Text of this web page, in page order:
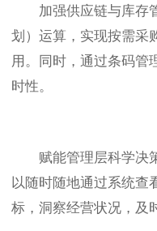
加强供应链与库存
划）运算，实现按需采
用。同时，通过条码管
时性。
赋能管理层科学决策
以随时随地通过系统查
标，洞察经营状况，及